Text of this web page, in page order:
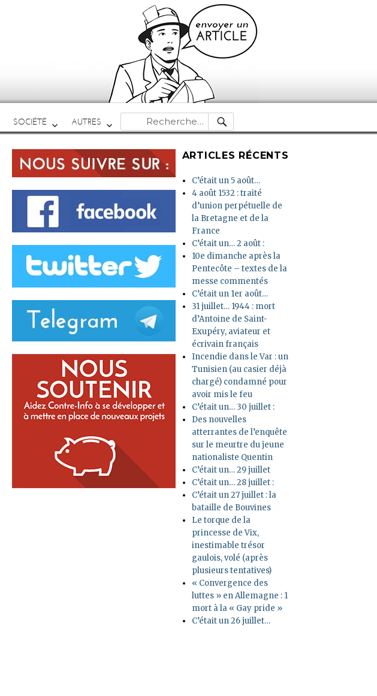
SOCIÉTÉ AUTRES
Recherche
pour :
RECHERCHE
ARTICLES RÉCENTS
C’était un 5 août…
4 août 1532 : traité
d’union perpétuelle de
la Bretagne et de la
France
C’était un… 2 août :
10e dimanche après la
Pentecôte – textes de la
messe commentés
C’était un 1er août…
31 juillet… 1944 : mort
d’Antoine de Saint-
Exupéry, aviateur et
écrivain français
Incendie dans le Var : un
Tunisien (au casier déjà
chargé) condamné pour
avoir mis le feu
C’était un… 30 juillet :
Des nouvelles
atterrantes de l’enquête
sur le meurtre du jeune
nationaliste Quentin
C’était un… 29 juillet
C’était un… 28 juillet :
C’était un 27 juillet : la
bataille de Bouvines
Le torque de la
princesse de Vix,
inestimable trésor
gaulois, volé (après
plusieurs tentatives)
« Convergence des
luttes » en Allemagne : 1
mort à la « Gay pride »
C’était un 26 juillet…